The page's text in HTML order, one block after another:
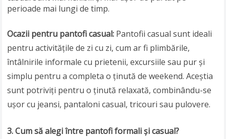
perioade mai lungi de timp.
Ocazii pentru pantofi casual: Pantofii casual sunt ideali
pentru activitățile de zi cu zi, cum ar fi plimbările,
întâlnirile informale cu prietenii, excursiile sau pur și
simplu pentru a completa o ținută de weekend. Aceștia
sunt potriviți pentru o ținută relaxată, combinându-se
ușor cu jeansi, pantaloni casual, tricouri sau pulovere.
3. Cum să alegi între pantofi formali și casual?